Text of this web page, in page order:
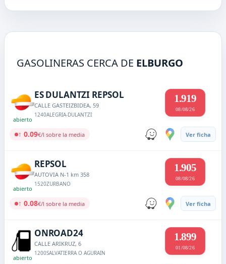
GASOLINERAS CERCA DE ELBURGO
abierto
ES DULANTZI REPSOL
CALLE GASTEIZBIDEA, 59
1240ALEGRIA-DULANTZI
1.919
08/08/26
↑ 0.09€/l sobre la media Ver ficha
abierto
REPSOL
AUTOVIA N-1 km 358
1520ZURBANO
1.905
08/08/26
↑ 0.08€/l sobre la media Ver ficha
abierto
ONROAD24
CALLE ARIKRUZ, 6
1200SALVATIERRA O AGURAIN
1.899
01/08/26